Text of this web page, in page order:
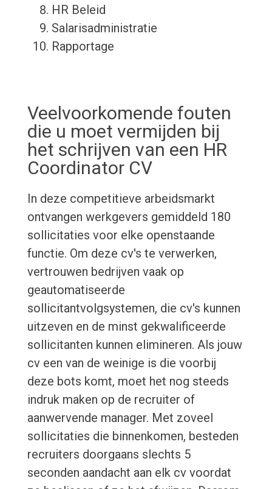
HR Beleid
Salarisadministratie
Rapportage
Veelvoorkomende fouten
die u moet vermijden bij
het schrijven van een HR
Coordinator CV
In deze competitieve arbeidsmarkt
ontvangen werkgevers gemiddeld 180
sollicitaties voor elke openstaande
functie. Om deze cv's te verwerken,
vertrouwen bedrijven vaak op
geautomatiseerde
sollicitantvolgsystemen, die cv's kunnen
uitzeven en de minst gekwalificeerde
sollicitanten kunnen elimineren. Als jouw
cv een van de weinige is die voorbij
deze bots komt, moet het nog steeds
indruk maken op de recruiter of
aanwervende manager. Met zoveel
sollicitaties die binnenkomen, besteden
recruiters doorgaans slechts 5
seconden aandacht aan elk cv voordat